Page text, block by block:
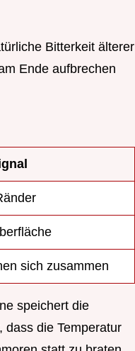
Bitterkeit älterer
Ende aufbrechen
sich zusammen
speichert die
dass die Temperatur